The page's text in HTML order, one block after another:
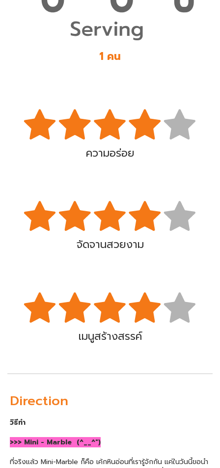
1 คน
ความอร่อย
จัดจานสวยงาม
เมนูสร้างสรรค์
Direction
วิธีทำ
>>> Mini - Marble (^__^")
ที่จริงแล้ว Mini-Marble ก็คือ เค้กหินอ่อนที่เรารู้จักกัน แค่ในวันนี้ขอนำ